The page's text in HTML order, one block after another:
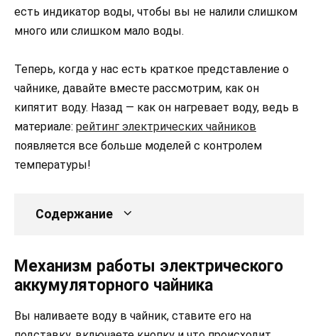
есть индикатор воды, чтобы вы не налили слишком
много или слишком мало воды.
Теперь, когда у нас есть краткое представление о
чайнике, давайте вместе рассмотрим, как он
кипятит воду. Назад — как он нагревает воду, ведь в
материале: рейтинг электрических чайников
появляется все больше моделей с контролем
температуры!
Содержание
Механизм работы электрического
аккумуляторного чайника
Вы наливаете воду в чайник, ставите его на